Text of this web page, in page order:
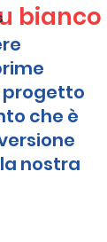
bianco
progetto
che è
nostra